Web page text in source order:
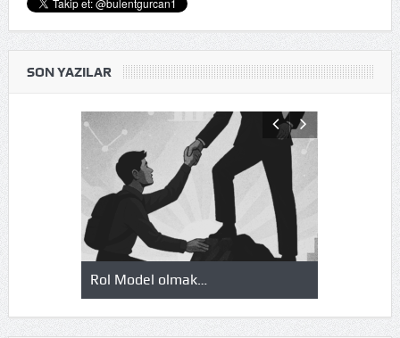
SON YAZILAR
Rol Model olmak…